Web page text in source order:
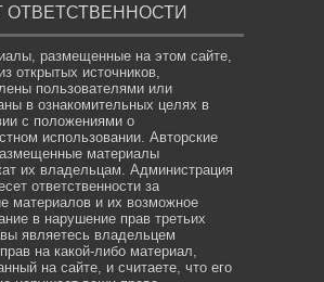
ОТВЕТСТВЕННОСТИ
размещенные на этом сайте,
открытых источников,
пользователями или
в ознакомительных целях в
с положениями о
использовании. Авторские
материалы
их владельцам. Администрация
ответственности за
материалов и их возможное
в нарушение прав третьих
являетесь владельцем
на какой-либо материал,
на сайте, и считаете, что его